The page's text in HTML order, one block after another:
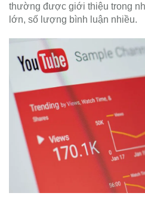
thường được giới thiệu trong
lớn, số lượng bình luận nhiều.